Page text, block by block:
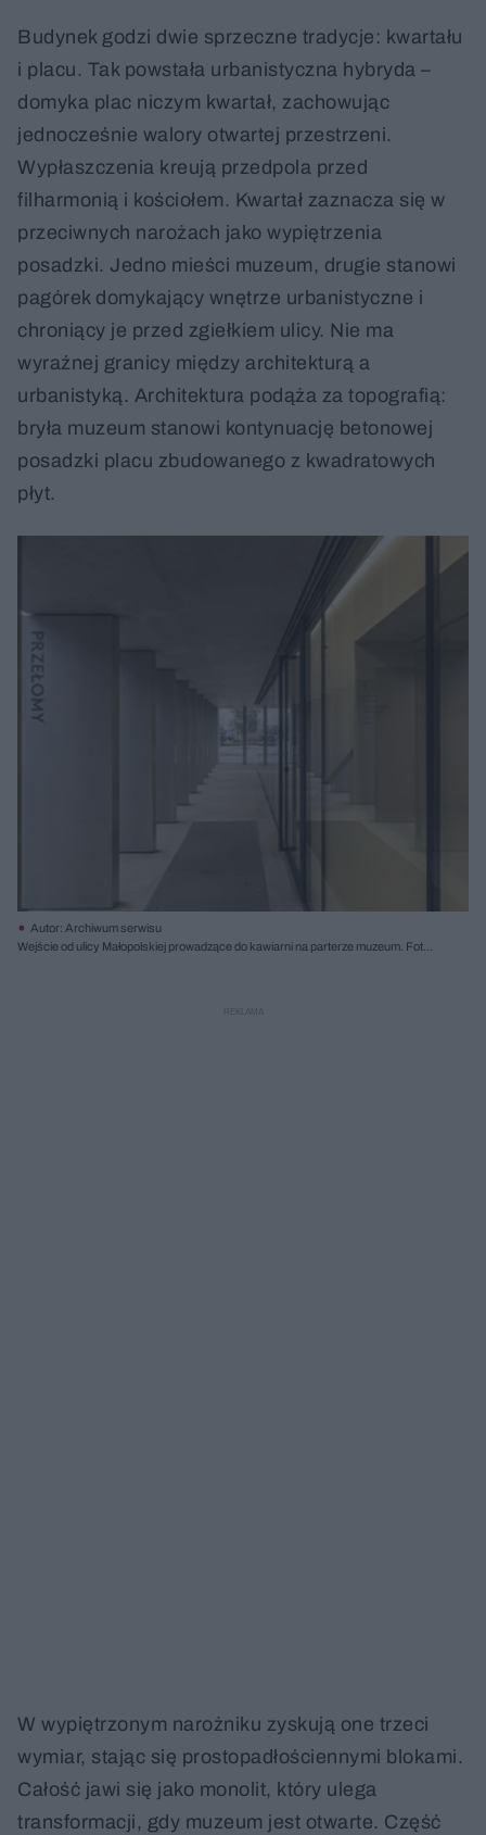
Budynek godzi dwie sprzeczne tradycje: kwartału
i placu. Tak powstała urbanistyczna hybryda –
domyka plac niczym kwartał, zachowując
jednocześnie walory otwartej przestrzeni.
Wypłaszczenia kreują przedpola przed
filharmonią i kościołem. Kwartał zaznacza się w
przeciwnych narożach jako wypiętrzenia
posadzki. Jedno mieści muzeum, drugie stanowi
pagórek domykający wnętrze urbanistyczne i
chroniący je przed zgiełkiem ulicy. Nie ma
wyraźnej granicy między architekturą a
urbanistyką. Architektura podąża za topografią:
bryła muzeum stanowi kontynuację betonowej
posadzki placu zbudowanego z kwadratowych
płyt.
Autor: Archiwum serwisu
Wejście od ulicy Małopolskiej prowadzące do kawiarni na parterze muzeum. Fot.
W wypiętrzonym narożniku zyskują one trzeci
wymiar, stając się prostopadłościennymi blokami.
Całość jawi się jako monolit, który ulega
transformacji, gdy muzeum jest otwarte. Część